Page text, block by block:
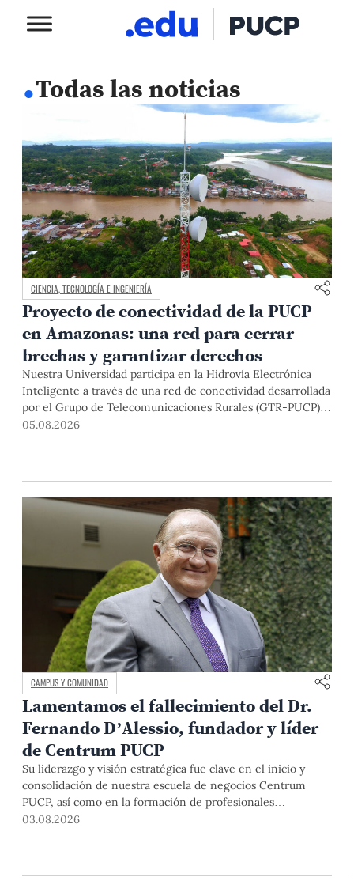
.Todas las noticias
CIENCIA, TECNOLOGÍA E INGENIERÍA
Proyecto de conectividad de la PUCP
en Amazonas: una red para cerrar
brechas y garantizar derechos
Nuestra Universidad participa en la Hidrovía Electrónica
Inteligente a través de una red de conectividad desarrollada
por el Grupo de Telecomunicaciones Rurales (GTR-PUCP)
desde el 2018. En esta nota repasamos cómo ha sido el
05.08.2026
CAMPUS Y COMUNIDAD
Lamentamos el fallecimiento del Dr.
Fernando D’Alessio, fundador y líder
de Centrum PUCP
Su liderazgo y visión estratégica fue clave en el inicio y
consolidación de nuestra escuela de negocios Centrum
PUCP, así como en la formación de profesionales
empresariales comprometidos con el país. Por todo ello,
03.08.2026